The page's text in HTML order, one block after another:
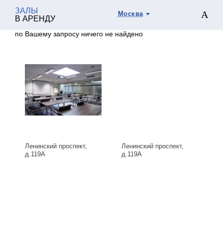
ЗАЛЫ
В АРЕНДУ
Москва
по Вашему запросу ничего не найдено
Ленинский проспект,
д.119А
Ленинский проспект,
д.119А